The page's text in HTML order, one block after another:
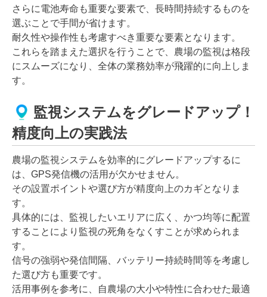
さらに電池寿命も重要な要素で、長時間持続するものを
選ぶことで手間が省けます。
耐久性や操作性も考慮すべき重要な要素となります。
これらを踏まえた選択を行うことで、農場の監視は格段
にスムーズになり、全体の業務効率が飛躍的に向上しま
す。
監視システムをグレードアップ！
精度向上の実践法
農場の監視システムを効率的にグレードアップするに
は、GPS発信機の活用が欠かせません。
その設置ポイントや選び方が精度向上のカギとなりま
す。
具体的には、監視したいエリアに広く、かつ均等に配置
することにより監視の死角をなくすことが求められま
す。
信号の強弱や発信間隔、バッテリー持続時間等を考慮し
た選び方も重要です。
活用事例を参考に、自農場の大小や特性に合わせた最適